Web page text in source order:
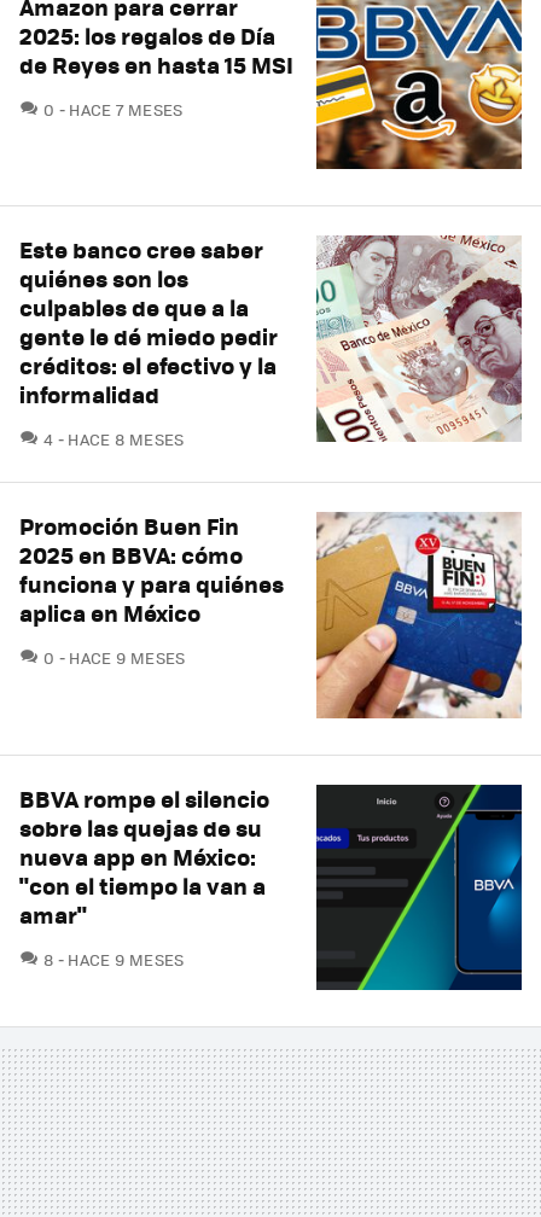
Amazon para cerrar
2025: los regalos de Día
de Reyes en hasta 15 MSI
0 COMENTARIOS
HACE 7 MESES
Este banco cree saber
quiénes son los
culpables de que a la
gente le dé miedo pedir
créditos: el efectivo y la
informalidad
4 COMENTARIOS
HACE 8 MESES
Promoción Buen Fin
2025 en BBVA: cómo
funciona y para quiénes
aplica en México
0 COMENTARIOS
HACE 9 MESES
BBVA rompe el silencio
sobre las quejas de su
nueva app en México:
"con el tiempo la van a
amar"
8 COMENTARIOS
HACE 9 MESES